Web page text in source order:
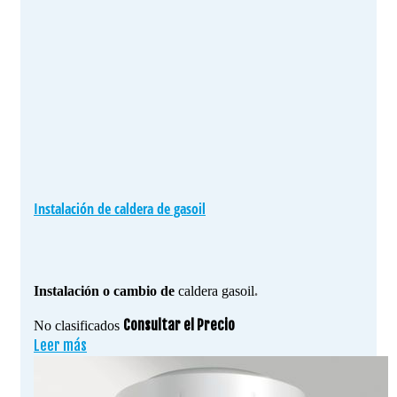
Instalación de caldera de gasoil
Instalación o cambio de caldera gasoil.
No clasificados Consultar el Precio
Leer más